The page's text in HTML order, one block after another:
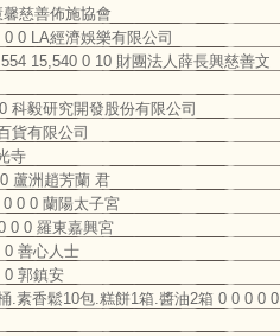
慈善佈施協會
0 LA經濟娛樂有限公司
15,540 0 10 財團法人薛長興慈善文
科毅研究開發股份有限公司
貨有限公司
寺
蘆洲趙芳蘭 君
0 0 蘭陽太子宮
0 0 羅東嘉興宮
0 善心人士
0 郭鎮安
.素香鬆10包.糕餅1箱.醬油2箱 0 0 0 0 0